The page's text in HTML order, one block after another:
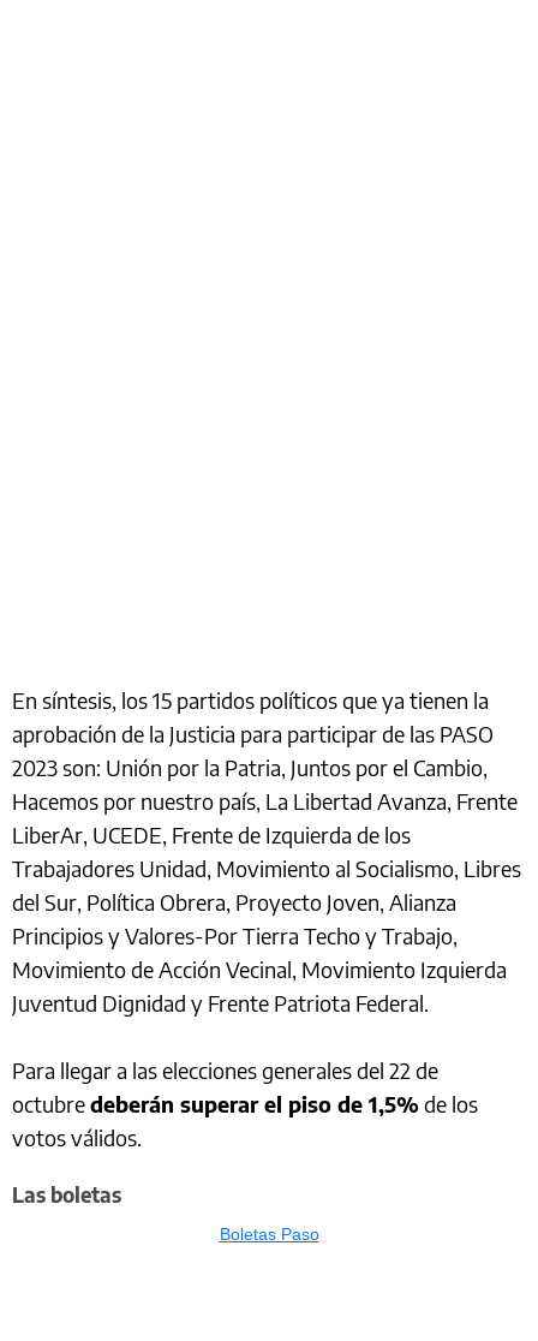
En síntesis, los 15 partidos políticos que ya tienen la
aprobación de la Justicia para participar de las PASO
2023 son: Unión por la Patria, Juntos por el Cambio,
Hacemos por nuestro país, La Libertad Avanza, Frente
LiberAr, UCEDE, Frente de Izquierda de los
Trabajadores Unidad, Movimiento al Socialismo, Libres
del Sur, Política Obrera, Proyecto Joven, Alianza
Principios y Valores-Por Tierra Techo y Trabajo,
Movimiento de Acción Vecinal, Movimiento Izquierda
Juventud Dignidad y Frente Patriota Federal.
Para llegar a las elecciones generales del 22 de
octubredeberán superar el piso de 1,5% de los
votos válidos.
Las boletas
Boletas Paso